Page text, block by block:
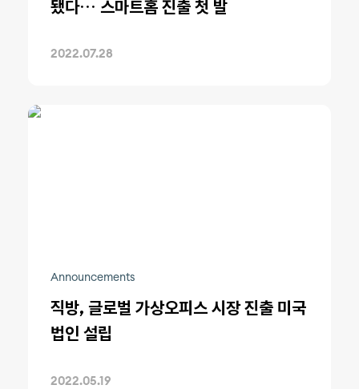
됐다⋯ 스마트홈 진출 첫 발
2022.07.28
Announcements
직방, 글로벌 가상오피스 시장 진출 미국
법인 설립
2022.05.19